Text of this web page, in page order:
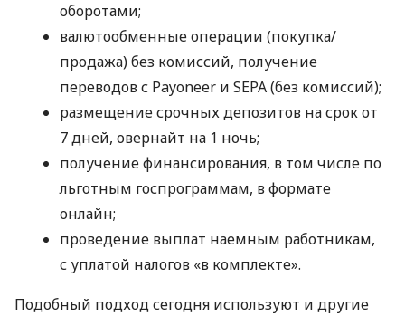
оборотами;
валютообменные операции (покупка/
продажа) без комиссий, получение
переводов с Payoneer и SEPA (без комиссий);
размещение срочных депозитов на срок от
7 дней, овернайт на 1 ночь;
получение финансирования, в том числе по
льготным госпрограммам, в формате
онлайн;
проведение выплат наемным работникам,
с уплатой налогов «в комплекте».
Подобный подход сегодня используют и другие